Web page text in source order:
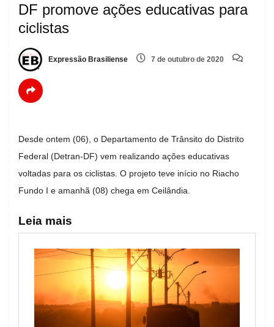
DF promove ações educativas para
ciclistas
Expressão Brasiliense 7 de outubro de 2020
Desde ontem (06), o Departamento de Trânsito do Distrito
Federal (Detran-DF) vem realizando ações educativas
voltadas para os ciclistas. O projeto teve início no Riacho
Fundo I e amanhã (08) chega em Ceilândia.
Leia mais